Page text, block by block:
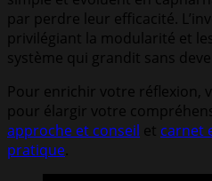
par perdre leur efficacité.
privilégiant la modularité et
système qui grandit sans
Pour enrichir votre réflexion,
pour élargir votre
approche et conseil et carnet
pratique.